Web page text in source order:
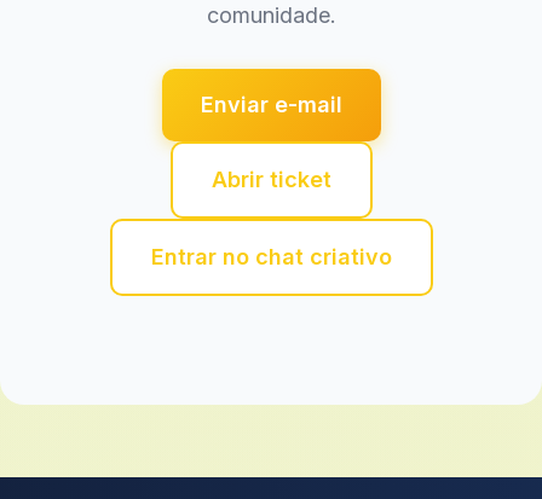
comunidade.
Enviar e-mail
Abrir ticket
Entrar no chat criativo